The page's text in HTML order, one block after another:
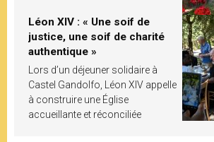
Léon XIV : « Une soif de
justice, une soif de charité
authentique »
Lors d’un déjeuner solidaire à
Castel Gandolfo, Léon XIV appelle
à construire une Église
accueillante et réconciliée